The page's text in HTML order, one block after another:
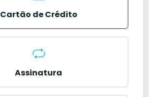
Cartão de Crédito
Assinatura